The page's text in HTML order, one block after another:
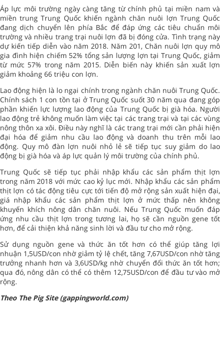
Áp lực môi trường ngày càng tăng từ chính phủ tại miền nam và
miền trung Trung Quốc khiến ngành chăn nuôi lợn Trung Quốc
đang dịch chuyển lên phía Bắc để đáp ứng các tiêu chuẩn môi
trường và nhiều trang trại nuôi lợn đã bị đóng cửa. Tình trạng này
dự kiến tiếp diễn vào năm 2018. Năm 201, Chăn nuôi lợn quy mô
gia đình hiện chiếm 52% tổng sản lượng lợn tại Trung Quốc, giảm
từ mức 57% trong năm 2015. Diễn biến này khiến sản xuất lợn
giảm khoảng 66 triệu con lợn.
Lao động hiện là lo ngại chính trong ngành chăn nuôi Trung Quốc.
Chính sách 1 con tồn tại ở Trung Quốc suốt 30 năm qua đang góp
phần khiến lực lượng lao động của Trung Quốc bị già hóa. Người
lao động trẻ không muốn làm việc tại các trang trại và tại các vùng
nông thôn xa xôi. Điều này nghĩ là các trang trại mới cần phải hiện
đại hóa để giảm nhu cầu lao động và doanh thu trên mỗi lao
động. Quy mô đàn lợn nuôi nhỏ lẻ sẽ tiếp tục suy giảm do lao
động bị già hóa và áp lực quản lý môi trường của chính phủ.
Trung Quốc sẽ tiếp tục phải nhập khẩu các sản phẩm thịt lợn
trong năm 2018 với mức cao kỷ lục mới. Nhập khẩu các sản phẩm
thịt lợn có tác động tiêu cực tới tiến độ mở rộng sản xuất hiện đại,
giá nhập khẩu các sản phẩm thịt lợn ở mức thấp nên không
khuyến khích nông dân chăn nuôi. Nếu Trung Quốc muốn đáp
ứng nhu cầu thịt lợn trong tương lai, họ sẽ cần nguồn gene tốt
hơn, để cải thiện khả năng sinh lời và đầu tư cho mở rộng.
Sử dụng nguồn gene và thức ăn tốt hơn có thể giúp tăng lợi
nhuận 1,5USD/con nhờ giảm tỷ lệ chết, tăng 7,67USD/con nhờ tăng
trưởng nhanh hơn và 3,6USD/kg nhờ chuyển đổi thức ăn tốt hơn;
qua đó, nông dân có thể có thêm 12,75USD/con để đầu tư vào mở
rộng.
Theo The Pig Site (gappingworld.com)